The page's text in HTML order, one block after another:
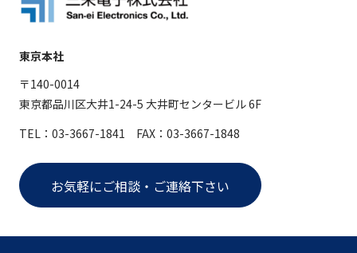
東京本社
〒140-0014
東京都品川区大井1-24-5 大井町センタービル 6F
TEL：03-3667-1841 FAX：03-3667-1848
お気軽にご相談・ご連絡下さい